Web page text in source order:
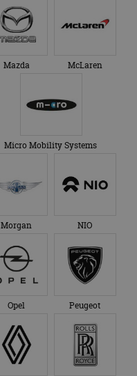
Mazda McLaren
Micro Mobility Systems
Morgan NIO
Opel Peugeot